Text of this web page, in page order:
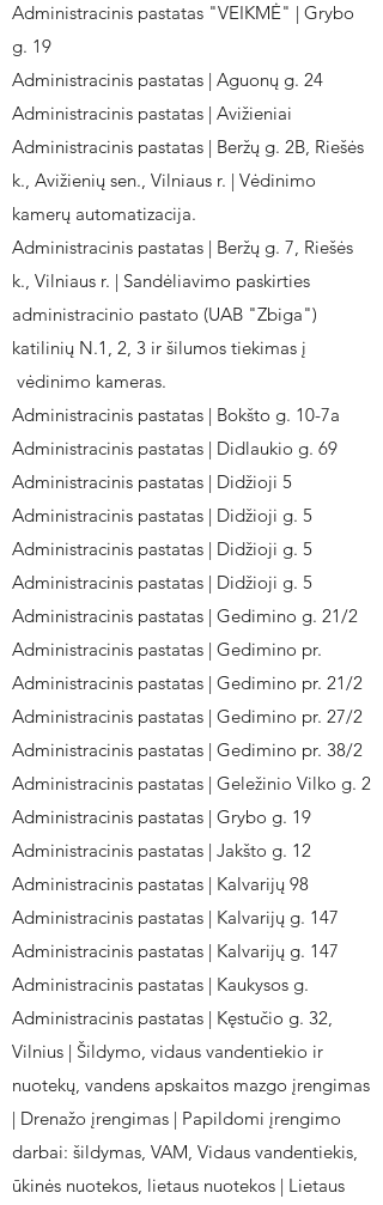
Administracinis pastatas "VEIKMĖ" | Grybo
g. 19
Administracinis pastatas | Aguonų g. 24
Administracinis pastatas | Avižieniai
Administracinis pastatas | Beržų g. 2B, Riešės
k., Avižienių sen., Vilniaus r. | Vėdinimo
kamerų automatizacija.
Administracinis pastatas | Beržų g. 7, Riešės
k., Vilniaus r. | Sandėliavimo paskirties
administracinio pastato (UAB "Zbiga")
katilinių N.1, 2, 3 ir šilumos tiekimas į
vėdinimo kameras.
Administracinis pastatas | Bokšto g. 10-7a
Administracinis pastatas | Didlaukio g. 69
Administracinis pastatas | Didžioji 5
Administracinis pastatas | Didžioji g. 5
Administracinis pastatas | Didžioji g. 5
Administracinis pastatas | Didžioji g. 5
Administracinis pastatas | Gedimino g. 21/2
Administracinis pastatas | Gedimino pr.
Administracinis pastatas | Gedimino pr. 21/2
Administracinis pastatas | Gedimino pr. 27/2
Administracinis pastatas | Gedimino pr. 38/2
Administracinis pastatas | Geležinio Vilko g. 2
Administracinis pastatas | Grybo g. 19
Administracinis pastatas | Jakšto g. 12
Administracinis pastatas | Kalvarijų 98
Administracinis pastatas | Kalvarijų g. 147
Administracinis pastatas | Kalvarijų g. 147
Administracinis pastatas | Kaukysos g.
Administracinis pastatas | Kęstučio g. 32,
Vilnius | Šildymo, vidaus vandentiekio ir
nuotekų, vandens apskaitos mazgo įrengimas
| Drenažo įrengimas | Papildomi įrengimo
darbai: šildymas, VAM, Vidaus vandentiekis,
ūkinės nuotekos, lietaus nuotekos | Lietaus